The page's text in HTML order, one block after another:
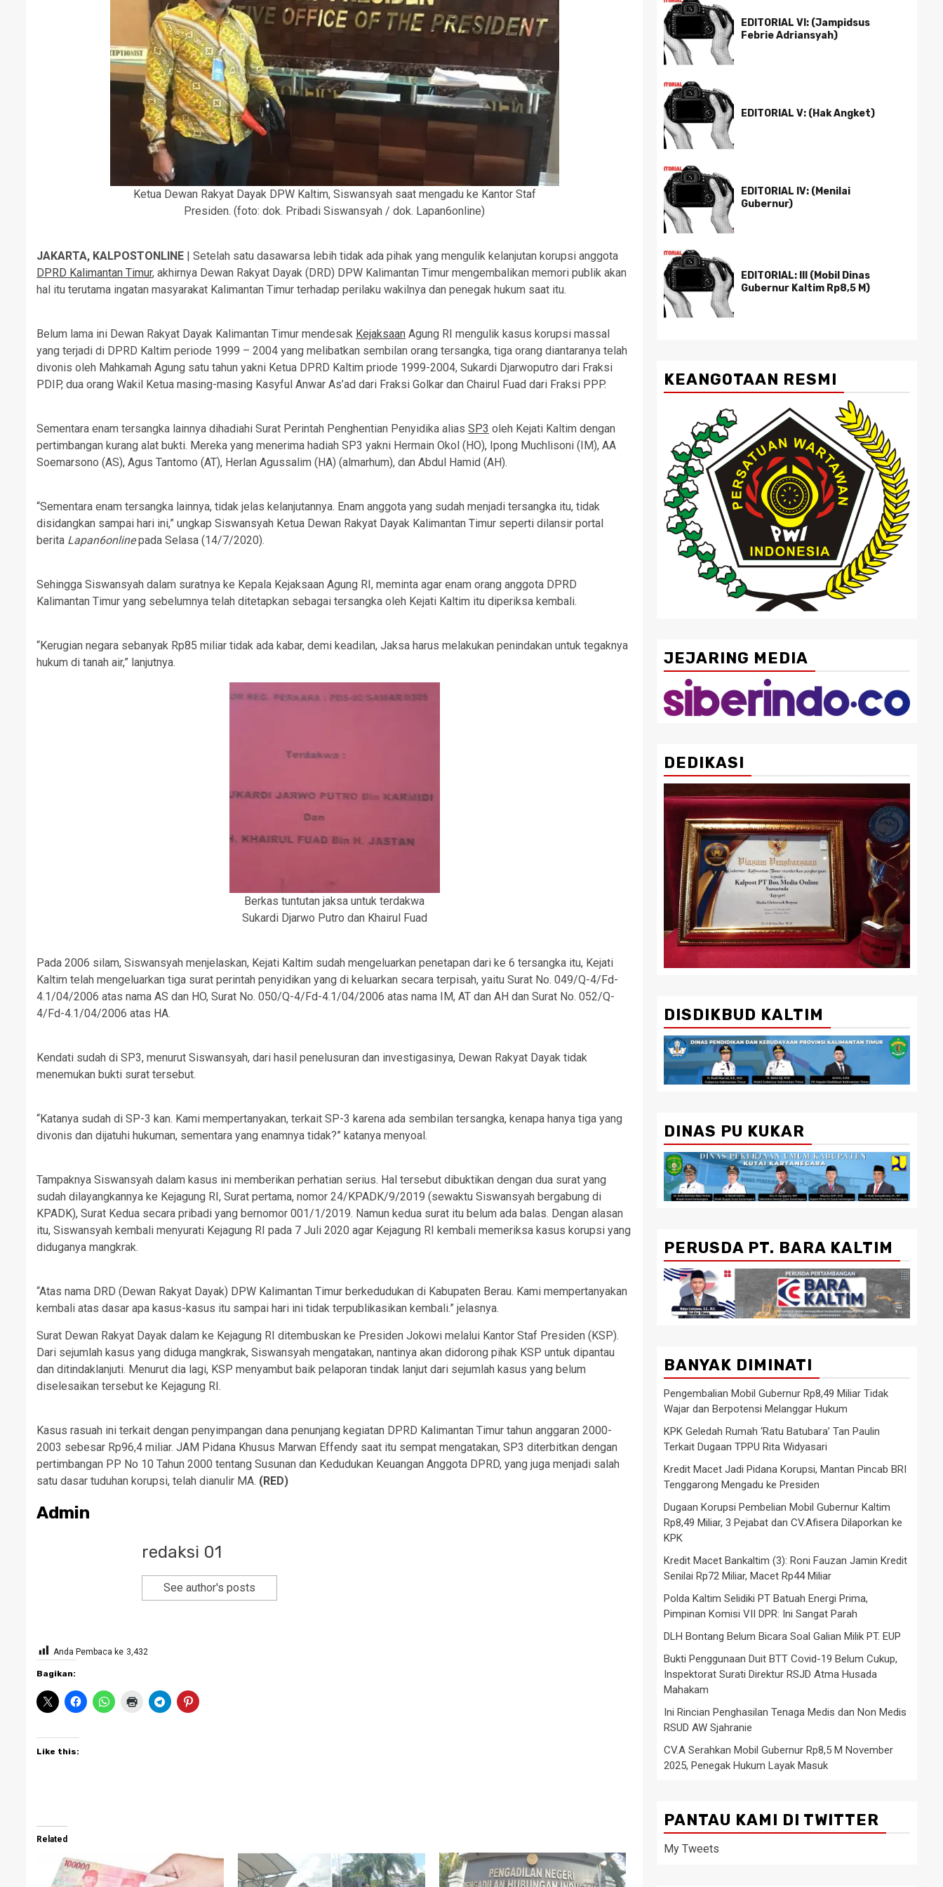
Ketua Dewan Rakyat Dayak DPW Kaltim, Siswansyah saat mengadu ke Kantor Staf
Presiden. (foto: dok. Pribadi Siswansyah / dok. Lapan6online)
JAKARTA, KALPOSTONLINE | Setelah satu dasawarsa lebih tidak ada pihak yang mengulik kelanjutan korupsi anggota
DPRD Kalimantan Timur, akhirnya Dewan Rakyat Dayak (DRD) DPW Kalimantan Timur mengembalikan memori publik akan
hal itu terutama ingatan masyarakat Kalimantan Timur terhadap perilaku wakilnya dan penegak hukum saat itu.
Belum lama ini Dewan Rakyat Dayak Kalimantan Timur mendesak Kejaksaan Agung RI mengulik kasus korupsi massal
yang terjadi di DPRD Kaltim periode 1999 – 2004 yang melibatkan sembilan orang tersangka, tiga orang diantaranya telah
divonis oleh Mahkamah Agung satu tahun yakni Ketua DPRD Kaltim priode 1999-2004, Sukardi Djarwoputro dari Fraksi
PDIP, dua orang Wakil Ketua masing-masing Kasyful Anwar As’ad dari Fraksi Golkar dan Chairul Fuad dari Fraksi PPP.
Sementara enam tersangka lainnya dihadiahi Surat Perintah Penghentian Penyidika alias SP3 oleh Kejati Kaltim dengan
pertimbangan kurang alat bukti. Mereka yang menerima hadiah SP3 yakni Hermain Okol (HO), Ipong Muchlisoni (IM), AA
Soemarsono (AS), Agus Tantomo (AT), Herlan Agussalim (HA) (almarhum), dan Abdul Hamid (AH).
“Sementara enam tersangka lainnya, tidak jelas kelanjutannya. Enam anggota yang sudah menjadi tersangka itu, tidak
disidangkan sampai hari ini,” ungkap Siswansyah Ketua Dewan Rakyat Dayak Kalimantan Timur seperti dilansir portal
berita Lapan6onlinepada Selasa (14/7/2020).
Sehingga Siswansyah dalam suratnya ke Kepala Kejaksaan Agung RI, meminta agar enam orang anggota DPRD
Kalimantan Timur yang sebelumnya telah ditetapkan sebagai tersangka oleh Kejati Kaltim itu diperiksa kembali.
“Kerugian negara sebanyak Rp85 miliar tidak ada kabar, demi keadilan, Jaksa harus melakukan penindakan untuk tegaknya
hukum di tanah air,” lanjutnya.
Berkas tuntutan jaksa untuk terdakwa
Sukardi Djarwo Putro dan Khairul Fuad
Pada 2006 silam, Siswansyah menjelaskan, Kejati Kaltim sudah mengeluarkan penetapan dari ke 6 tersangka itu, Kejati
Kaltim telah mengeluarkan tiga surat perintah penyidikan yang di keluarkan secara terpisah, yaitu Surat No. 049/Q-4/Fd-
4.1/04/2006 atas nama AS dan HO, Surat No. 050/Q-4/Fd-4.1/04/2006 atas nama IM, AT dan AH dan Surat No. 052/Q-
4/Fd-4.1/04/2006 atas HA.
Kendati sudah di SP3, menurut Siswansyah, dari hasil penelusuran dan investigasinya, Dewan Rakyat Dayak tidak
menemukan bukti surat tersebut.
“Katanya sudah di SP-3 kan. Kami mempertanyakan, terkait SP-3 karena ada sembilan tersangka, kenapa hanya tiga yang
divonis dan dijatuhi hukuman, sementara yang enamnya tidak?” katanya menyoal.
Tampaknya Siswansyah dalam kasus ini memberikan perhatian serius. Hal tersebut dibuktikan dengan dua surat yang
sudah dilayangkannya ke Kejagung RI, Surat pertama, nomor 24/KPADK/9/2019 (sewaktu Siswansyah bergabung di
KPADK), Surat Kedua secara pribadi yang bernomor 001/1/2019. Namun kedua surat itu belum ada balas. Dengan alasan
itu, Siswansyah kembali menyurati Kejagung RI pada 7 Juli 2020 agar Kejagung RI kembali memeriksa kasus korupsi yang
diduganya mangkrak.
“Atas nama DRD (Dewan Rakyat Dayak) DPW Kalimantan Timur berkedudukan di Kabupaten Berau. Kami mempertanyakan
kembali atas dasar apa kasus-kasus itu sampai hari ini tidak terpublikasikan kembali.” jelasnya.
Surat Dewan Rakyat Dayak dalam ke Kejagung RI ditembuskan ke Presiden Jokowi melalui Kantor Staf Presiden (KSP).
Dari sejumlah kasus yang diduga mangkrak, Siswansyah mengatakan, nantinya akan didorong pihak KSP untuk dipantau
dan ditindaklanjuti. Menurut dia lagi, KSP menyambut baik pelaporan tindak lanjut dari sejumlah kasus yang belum
diselesaikan tersebut ke Kejagung RI.
Kasus rasuah ini terkait dengan penyimpangan dana penunjang kegiatan DPRD Kalimantan Timur tahun anggaran 2000-
2003 sebesar Rp96,4 miliar. JAM Pidana Khusus Marwan Effendy saat itu sempat mengatakan, SP3 diterbitkan dengan
pertimbangan PP No 10 Tahun 2000 tentang Susunan dan Kedudukan Keuangan Anggota DPRD, yang juga menjadi salah
satu dasar tuduhan korupsi, telah dianulir MA. (RED)
Admin
redaksi 01
See author's posts
Anda Pembaca ke 3,432
Bagikan:
Like this:
Related
EDITORIAL VI: (Jampidsus
Febrie Adriansyah)
EDITORIAL V: (Hak Angket)
EDITORIAL IV: (Menilai
Gubernur)
EDITORIAL: III (Mobil Dinas
Gubernur Kaltim Rp8,5 M)
KEANGOTAAN RESMI
JEJARING MEDIA
DEDIKASI
DISDIKBUD KALTIM
DINAS PU KUKAR
PERUSDA PT. BARA KALTIM
BANYAK DIMINATI
Pengembalian Mobil Gubernur Rp8,49 Miliar Tidak
Wajar dan Berpotensi Melanggar Hukum
KPK Geledah Rumah ‘Ratu Batubara’ Tan Paulin
Terkait Dugaan TPPU Rita Widyasari
Kredit Macet Jadi Pidana Korupsi, Mantan Pincab BRI
Tenggarong Mengadu ke Presiden
Dugaan Korupsi Pembelian Mobil Gubernur Kaltim
Rp8,49 Miliar, 3 Pejabat dan CV.Afisera Dilaporkan ke
KPK
Kredit Macet Bankaltim (3): Roni Fauzan Jamin Kredit
Senilai Rp72 Miliar, Macet Rp44 Miliar
Polda Kaltim Selidiki PT Batuah Energi Prima,
Pimpinan Komisi VII DPR: Ini Sangat Parah
DLH Bontang Belum Bicara Soal Galian Milik PT. EUP
Bukti Penggunaan Duit BTT Covid-19 Belum Cukup,
Inspektorat Surati Direktur RSJD Atma Husada
Mahakam
Ini Rincian Penghasilan Tenaga Medis dan Non Medis
RSUD AW Sjahranie
CV.A Serahkan Mobil Gubernur Rp8,5 M November
2025, Penegak Hukum Layak Masuk
PANTAU KAMI DI TWITTER
My Tweets